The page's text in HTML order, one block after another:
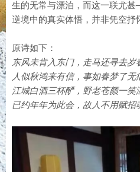
生的无常与漂泊，而这一联尤
逆境中的真实体悟，并非凭空抒
原诗如下：
东风未肯入东门，走马还寻去岁
人似秋鸿来有信，事如春梦了无
江城白酒三杯酽，野老苍颜一笑
已约年年为此会，故人不用赋招